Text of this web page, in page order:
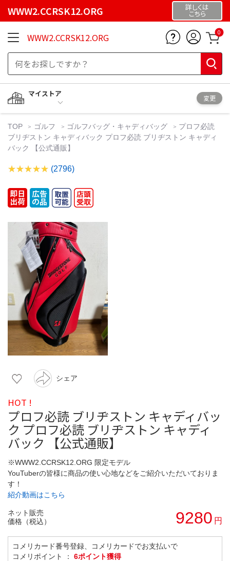
WWW2.CCRSK12.ORG 詳しくは
こちら
WWW2.CCRSK12.ORG 0
マイストア
変更
TOP ゴルフ ゴルフバッグ・キャディバッグ
プロフ必読
ブリヂストン キャディバック プロフ必読 ブリヂストン キャディ
バック 【公式通販】
(2796)
シェア
HOT !
プロフ必読 ブリヂストン キャディバッ
ク プロフ必読 ブリヂストン キャディ
バック 【公式通販】
※WWW2.CCRSK12.ORG 限定モデル
YouTuberの皆様に商品の使い心地などをご紹介いただいておりま
す！
紹介動画はこちら
ネット販売
価格（税込）
9280 円
コメリカード番号登録、コメリカードでお支払いで
コメリポイント ： 6ポイント獲得